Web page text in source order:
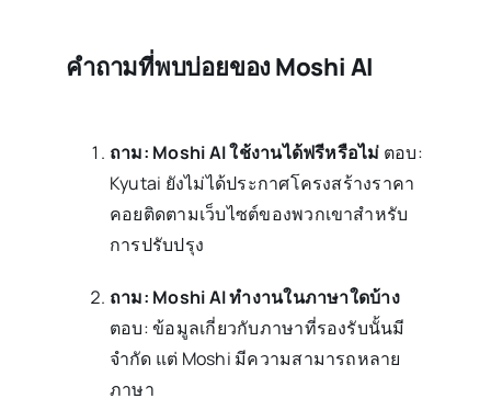
คำถามที่พบบ่อยของ Moshi AI
ถาม: Moshi AI ใช้งานได้ฟรีหรือไม่ ตอบ:
Kyutai ยังไม่ได้ประกาศโครงสร้างราคา
คอยติดตามเว็บไซต์ของพวกเขาสำหรับ
การปรับปรุง
ถาม: Moshi AI ทำงานในภาษาใดบ้าง
ตอบ: ข้อมูลเกี่ยวกับภาษาที่รองรับนั้นมี
จำกัด แต่ Moshi มีความสามารถหลาย
ภาษา